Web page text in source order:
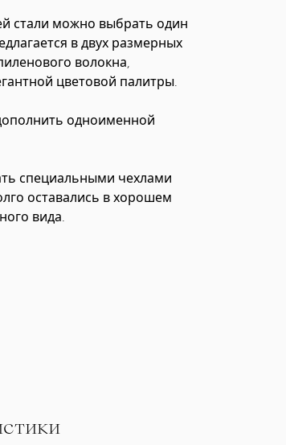
стали можно выбрать один
в двух размерных
волокна,
цветовой палитры.
одноименной
специальными чехлами
оставались в хорошем
вида.